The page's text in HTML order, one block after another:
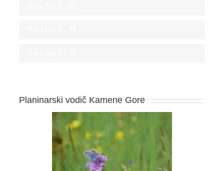
Planinarski vodič Kamene Gore